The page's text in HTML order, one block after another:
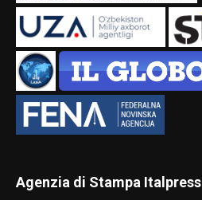
Agenzia di Stampa Italpress